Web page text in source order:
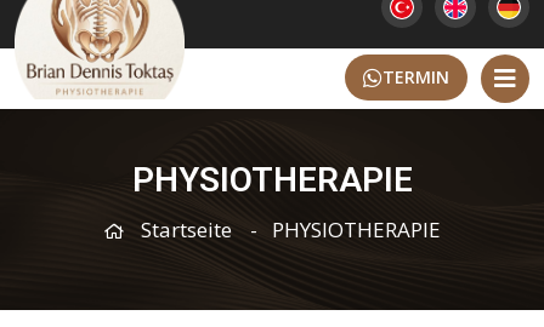
TERMIN
PHYSIOTHERAPIE
Startseite PHYSIOTHERAPIE